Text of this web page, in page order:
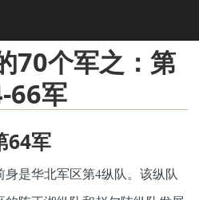
70个军之：第
66军
64军
是华北军区第4纵队。该纵队